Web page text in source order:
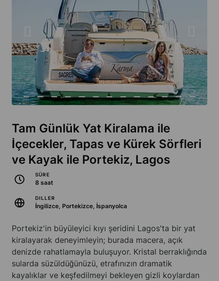
Tam Günlük Yat Kiralama ile
İçecekler, Tapas ve Kürek Sörfleri
ve Kayak ile Portekiz, Lagos
SÜRE
8 saat
DILLER
İngilizce, Portekizce, İspanyolca
Portekiz'in büyüleyici kıyı şeridini Lagos'ta bir yat
kiralayarak deneyimleyin; burada macera, açık
denizde rahatlamayla buluşuyor. Kristal berraklığında
sularda süzüldüğünüzü, etrafınızın dramatik
kayalıklar ve keşfedilmeyi bekleyen gizli koylardan